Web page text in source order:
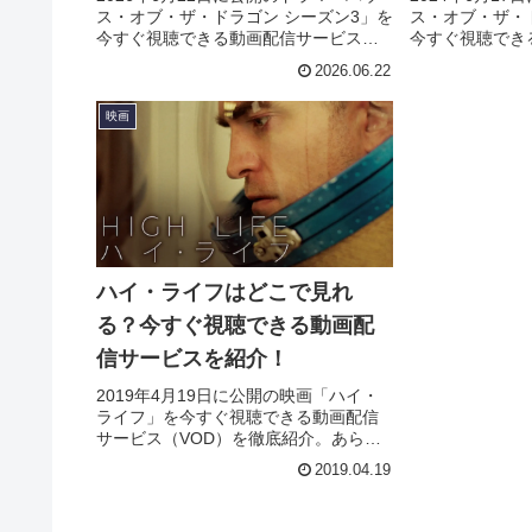
ス・オブ・ザ・ドラゴン シーズン3」を
今すぐ視聴できる動画配信サービス
スト・声優、スタッフ、主題歌の情報
はもちろん、実際に見た人の感想やレ
ビューもまとめています。
2026.06.22
ス・オブ・ザ
今すぐ視聴でき
スト・声優、
映画
ハイ・ライフはどこで見れ
る？今すぐ視聴できる動画配
信サービスを紹介！
2019年4月19日に公開の映画「ハイ・
ライフ」を今すぐ視聴できる動画配信
サービス（VOD）を徹底紹介。あらす
じやキャスト・声優、スタッフ、主題
歌の情報はもちろん、実際に見た人の
2019.04.19